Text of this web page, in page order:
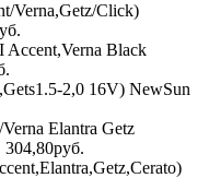
Verna,Getz/Click)
Black
2,0 16V) NewSun
Elantra Getz